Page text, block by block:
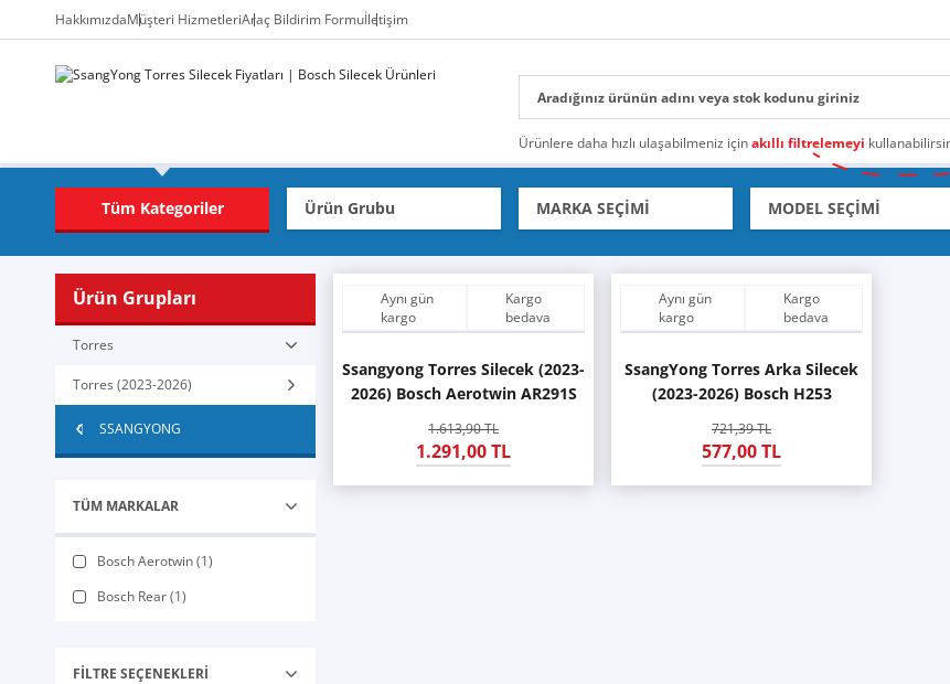
HakkımızdaMüşteri HizmetleriAraç Bildirim Formuİletişim
Ürünlere daha hızlı ulaşabilmeniz içinakıllı filtrelemeyi
Tüm Kategoriler
Ürün Grupları
Torres
Torres (2023-2026)
SSANGYONG
TÜM MARKALAR
Bosch Aerotwin (1)
Bosch Rear (1)
FILTRE SEÇENEKLERI
Aynı gün
kargo
Kargo
bedava
Ssangyong Torres Silecek (2023-
2026) Bosch Aerotwin AR291S
1.613,90 TL
1.291,00 TL
Aynı gün
kargo
Kargo
bedava
SsangYong Torres Arka Silecek
(2023-2026) Bosch H253
721,39 TL
577,00 TL